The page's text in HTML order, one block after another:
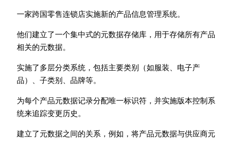
一家跨国零售连锁店实施新的产品信息管理系统。
他们建立了一个集中式的元数据存储库，用于存储所有产品
相关的元数据。
实施了多层分类系统，包括主要类别（如服装、电子产
品）、子类别、品牌等。
为每个产品元数据记录分配唯一标识符，并实施版本控制系
统来追踪变更历史。
建立了元数据之间的关系，例如，将产品元数据与供应商元